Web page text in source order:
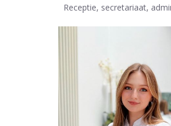
Receptie, secretariaat,